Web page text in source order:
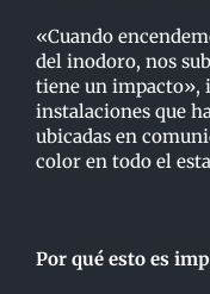
«Cuando
del inodoro, nos
tiene un impacto»,
instalaciones que
ubicadas en
color en todo el
Por qué esto es